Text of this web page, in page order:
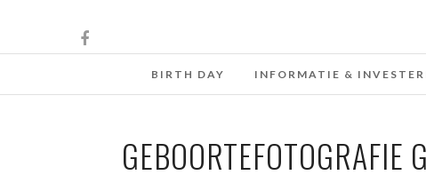
BIRTH DAY INFORMATIE &